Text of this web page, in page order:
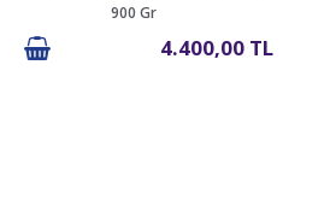
900 Gr
4.400,00 TL